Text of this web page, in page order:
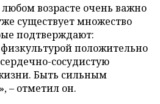
возрасте очень важно
существует множество
подтверждают:
положительно
сосудистую
Быть сильным
– отметил он.